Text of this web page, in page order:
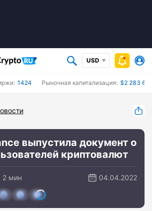
USD
1424 Рыночная капитализация: $2 283
выпустила документ о
криптовалют
2 мин 04.04.2022